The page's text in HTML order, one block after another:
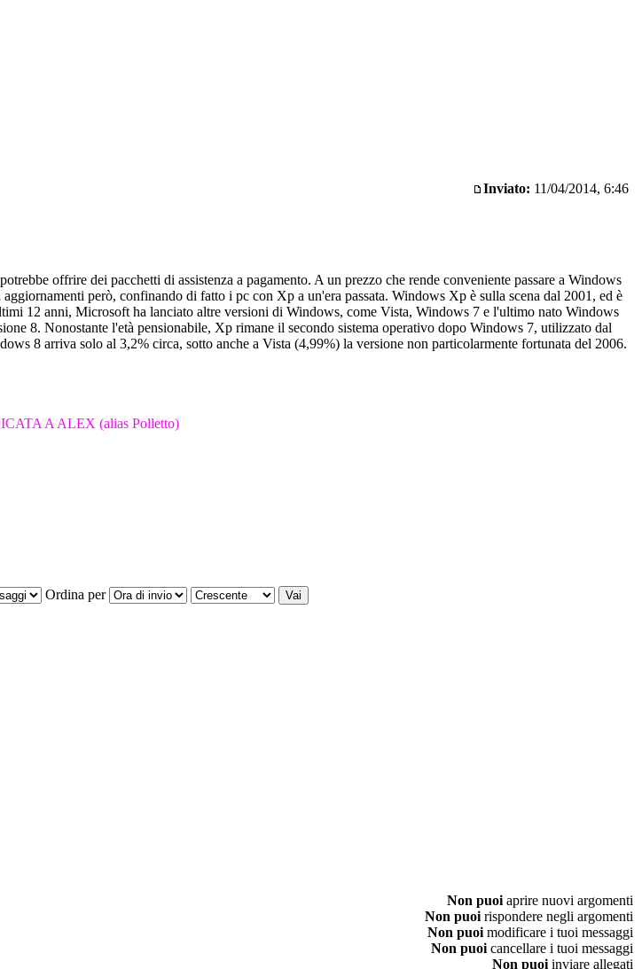
Inviato: 11/04/2014, 6:46
offrire dei pacchetti di assistenza a pagamento. A un prezzo che rende conveniente passare a Windows
però, confinando di fatto i pc con Xp a un'era passata. Windows Xp è sulla scena dal 2001, ed è
12 anni, Microsoft ha lanciato altre versioni di Windows, come Vista, Windows 7 e l'ultimo nato Windows
8. Nonostante l'età pensionabile, Xp rimane il secondo sistema operativo dopo Windows 7, utilizzato dal
8 arriva solo al 3,2% circa, sotto anche a Vista (4,99%) la versione non particolarmente fortunata del 2006.
A ALEX (alias Polletto)
Ordina per
Non puoi aprire nuovi argomenti
Non puoi rispondere negli argomenti
Non puoi modificare i tuoi messaggi
Non puoi cancellare i tuoi messaggi
Non puoi inviare allegati